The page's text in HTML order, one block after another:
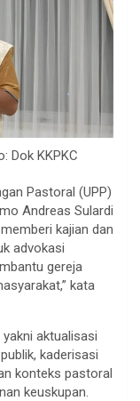
Dok KKPKC
Pastoral (UPP)
Andreas Sulardi
kajian dan
advokasi
gereja
kata
aktualisasi
kaderisasi
konteks pastoral
keuskupan.